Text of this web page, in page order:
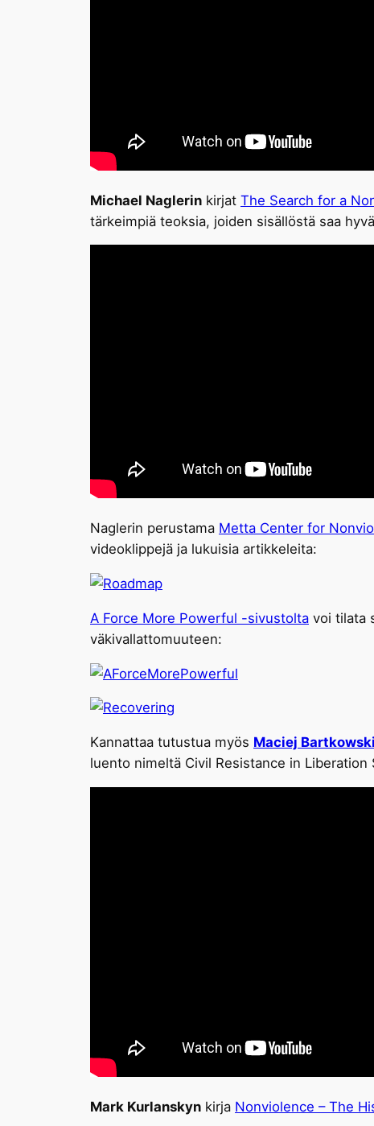
Michael Naglerin kirjat The Search for a
tärkeimpiä teoksia, joiden sisällöstä saa
Naglerin perustama Metta Center for
videoklippejä ja lukuisia artikkeleita:
A Force More Powerful -sivustolta voi tilata
väkivallattomuuteen:
Kannattaa tutustua myös Maciej
luento nimeltä Civil Resistance in Liberation
Mark Kurlanskyn kirja Nonviolence – The